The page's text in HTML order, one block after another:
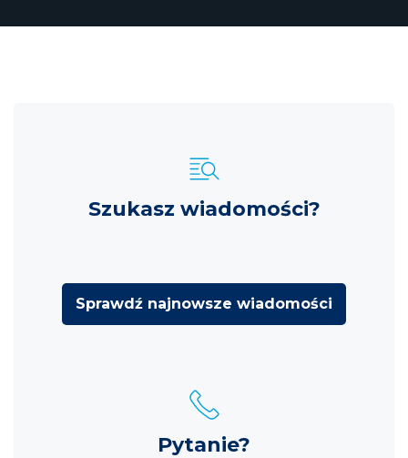
Szukasz wiadomości?
Sprawdź najnowsze wiadomości
Pytanie?